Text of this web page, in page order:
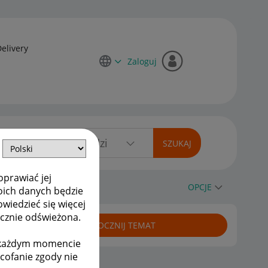
jej
danych będzie
się więcej
odświeżona.
momencie
zgody nie
Zaloguj
OPCJE
ROZPOCZNIJ TEMAT